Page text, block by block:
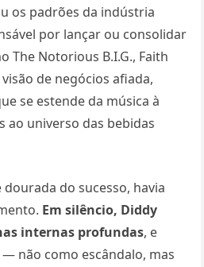
os padrões da indústria
por lançar ou consolidar
The Notorious B.I.G., Faith
de negócios afiada,
se estende da música à
ao universo das bebidas
do sucesso, havia
Em silêncio, Diddy
internas profundas, e
não como escândalo, mas